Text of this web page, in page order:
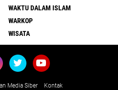
WAKTU DALAM ISLAM
WARKOP
WISATA
Media Siber
Kontak